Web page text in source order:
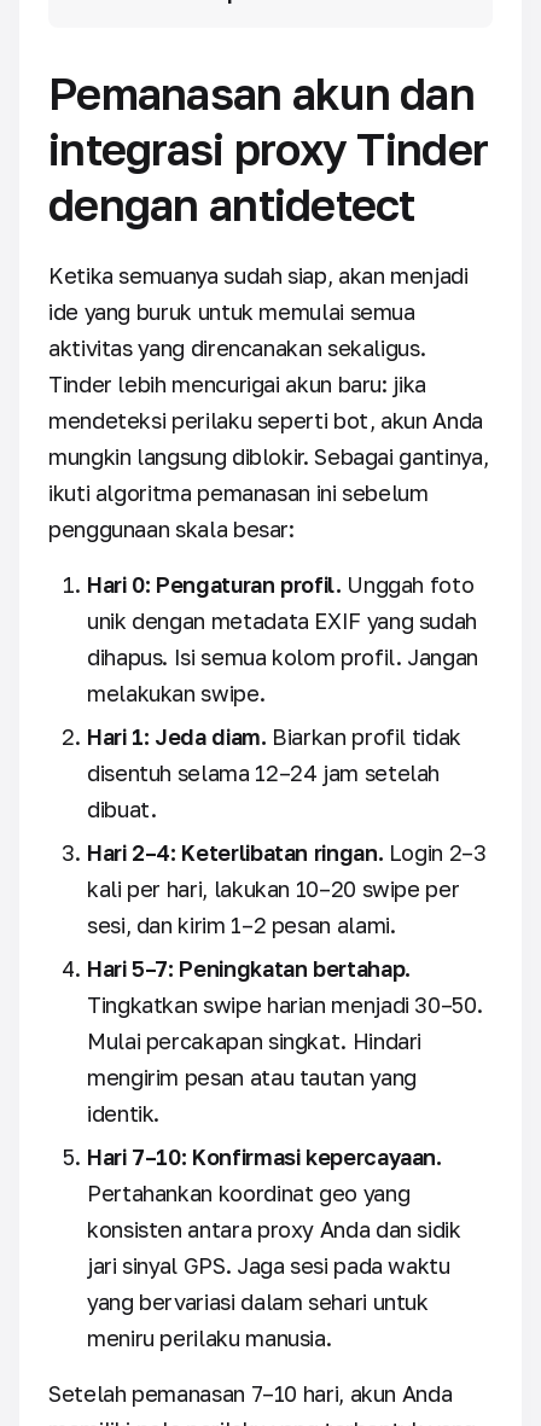
Pemanasan akun dan
integrasi proxy Tinder
dengan antidetect
Ketika semuanya sudah siap, akan menjadi
ide yang buruk untuk memulai semua
aktivitas yang direncanakan sekaligus.
Tinder lebih mencurigai akun baru: jika
mendeteksi perilaku seperti bot, akun Anda
mungkin langsung diblokir. Sebagai gantinya,
ikuti algoritma pemanasan ini sebelum
penggunaan skala besar:
Hari 0: Pengaturan profil. Unggah foto
unik dengan metadata EXIF yang sudah
dihapus. Isi semua kolom profil. Jangan
melakukan swipe.
Hari 1: Jeda diam. Biarkan profil tidak
disentuh selama 12–24 jam setelah
dibuat.
Hari 2–4: Keterlibatan ringan. Login 2–3
kali per hari, lakukan 10–20 swipe per
sesi, dan kirim 1–2 pesan alami.
Hari 5–7: Peningkatan bertahap.
Tingkatkan swipe harian menjadi 30–50.
Mulai percakapan singkat. Hindari
mengirim pesan atau tautan yang
identik.
Hari 7–10: Konfirmasi kepercayaan.
Pertahankan koordinat geo yang
konsisten antara proxy Anda dan sidik
jari sinyal GPS. Jaga sesi pada waktu
yang bervariasi dalam sehari untuk
meniru perilaku manusia.
Setelah pemanasan 7–10 hari, akun Anda